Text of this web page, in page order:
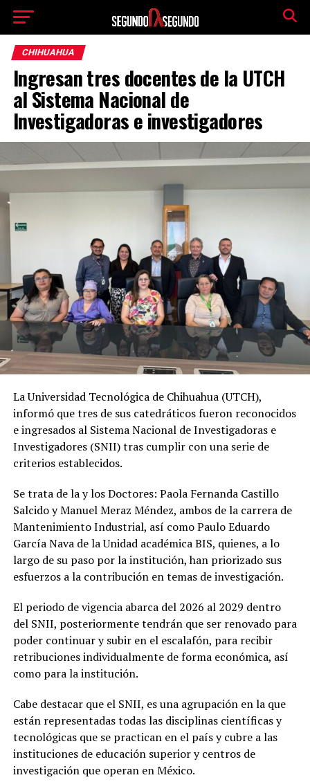
CHIHUAHUA
Ingresan tres docentes de la UTCH
al Sistema Nacional de
Investigadoras e investigadores
La Universidad Tecnológica de Chihuahua (UTCH),
informó que tres de sus catedráticos fueron reconocidos
e ingresados al Sistema Nacional de Investigadoras e
Investigadores (SNII) tras cumplir con una serie de
criterios establecidos.
Se trata de la y los Doctores: Paola Fernanda Castillo
Salcido y Manuel Meraz Méndez, ambos de la carrera de
Mantenimiento Industrial, así como Paulo Eduardo
García Nava de la Unidad académica BIS, quienes, a lo
largo de su paso por la institución, han priorizado sus
esfuerzos a la contribución en temas de investigación.
El periodo de vigencia abarca del 2026 al 2029 dentro
del SNII, posteriormente tendrán que ser renovado para
poder continuar y subir en el escalafón, para recibir
retribuciones individualmente de forma económica, así
como para la institución.
Cabe destacar que el SNII, es una agrupación en la que
están representadas todas las disciplinas científicas y
tecnológicas que se practican en el país y cubre a las
instituciones de educación superior y centros de
investigación que operan en México.